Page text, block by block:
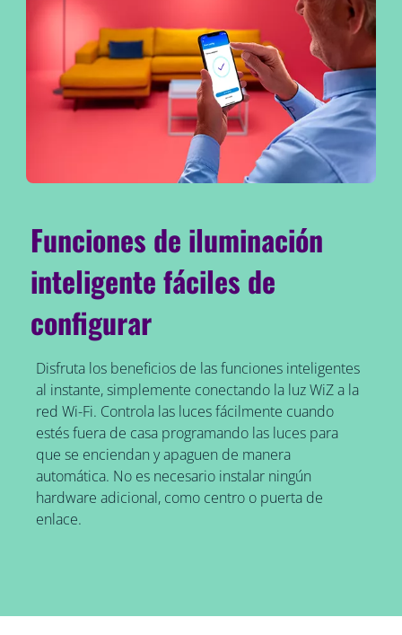
Funciones de iluminación
inteligente fáciles de
configurar
Disfruta los beneficios de las funciones inteligentes
al instante, simplemente conectando la luz WiZ a la
red Wi-Fi. Controla las luces fácilmente cuando
estés fuera de casa programando las luces para
que se enciendan y apaguen de manera
automática. No es necesario instalar ningún
hardware adicional, como centro o puerta de
enlace.